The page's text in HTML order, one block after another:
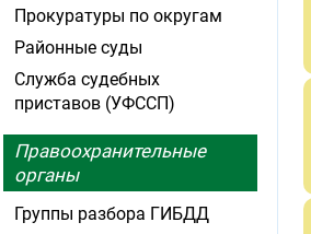
Прокуратуры по округам
Районные суды
Служба судебных
приставов (УФССП)
Правоохранительные
органы
Группы разбора ГИБДД